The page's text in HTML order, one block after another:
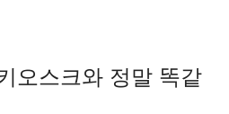
오스크와 정말 똑같